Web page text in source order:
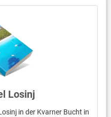
Losinj
in der Kvarner Bucht in